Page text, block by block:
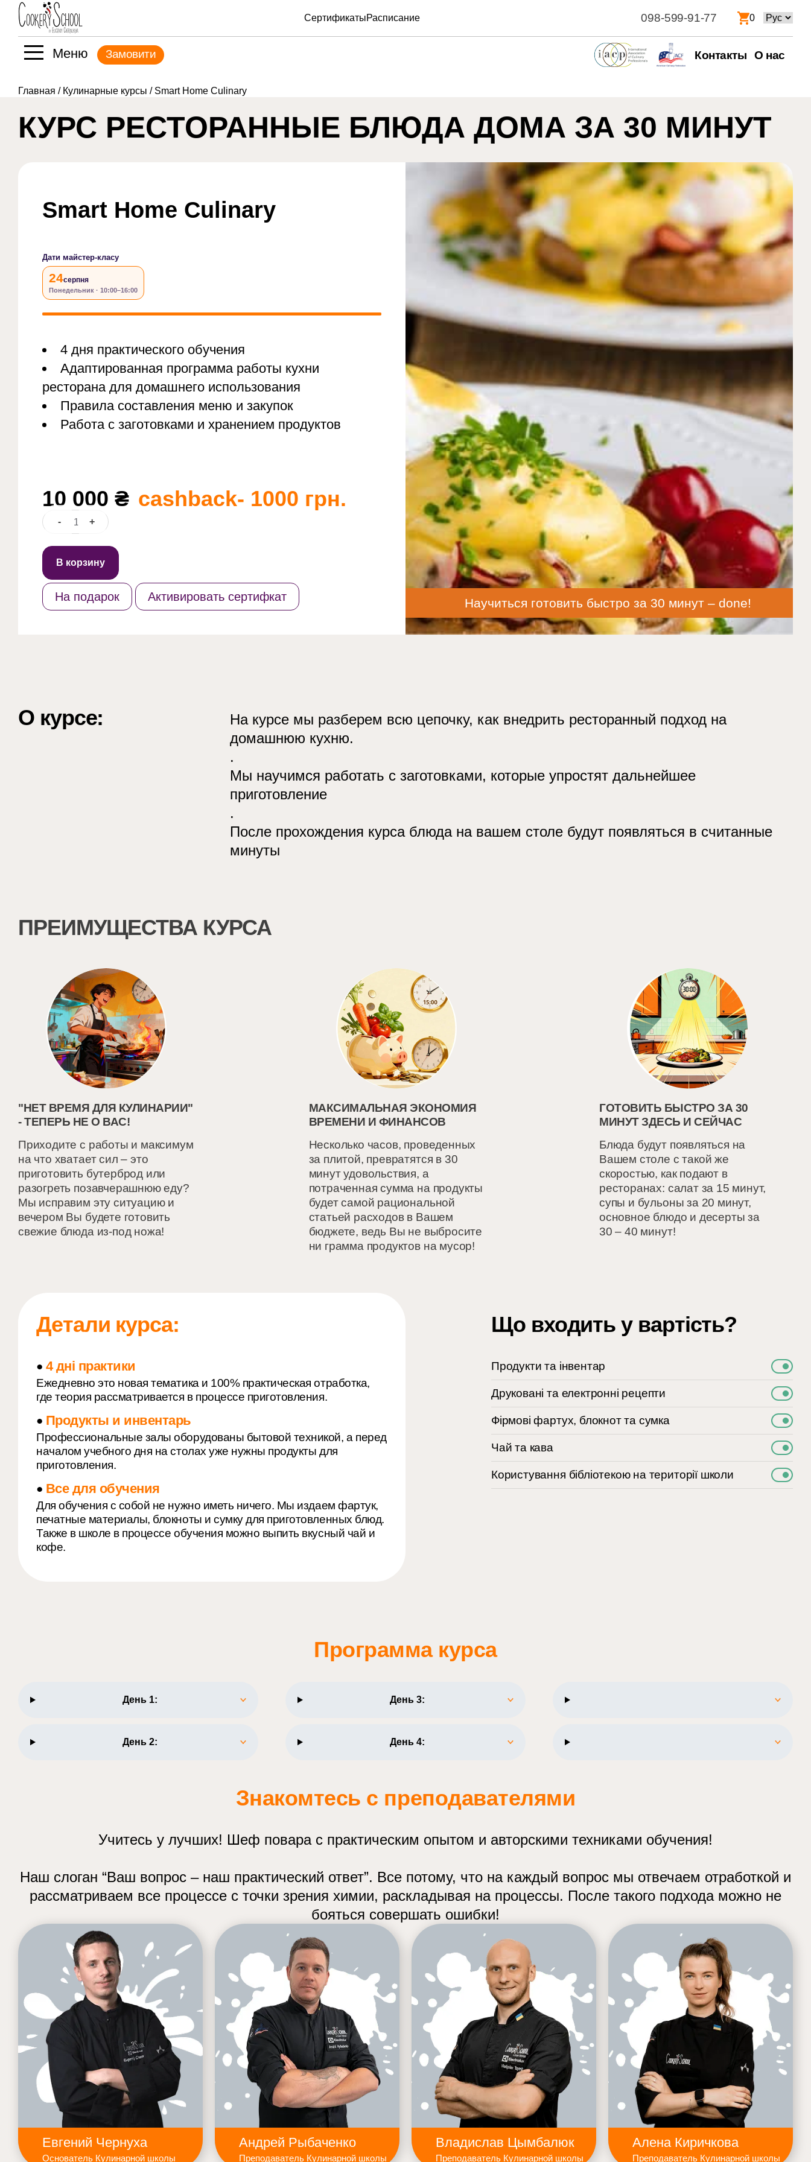
СертификатыРасписание 098-599-91-77 0
Выбрать
Меню Замовити Контакты О нас
Главная / Кулинарные курсы / Smart Home Culinary
КУРС РЕСТОРАННЫЕ БЛЮДА ДОМА ЗА 30 МИНУТ
Smart Home Culinary
Дати майстер-класу
24серпня
Понедельник · 10:00–16:00
4 дня практического обучения
Адаптированная программа работы кухни
ресторана для домашнего использования
Правила составления меню и закупок
Работа с заготовками и хранением продуктов
10 000 ₴ cashback- 1000 грн.
-
Количество
Smart
Home
Culinary
+
В корзину
На подарок Активировать сертифкат Научиться готовить быстро за 30 минут – done!
О курсе:
На курсе мы разберем всю цепочку, как внедрить ресторанный подход на
домашнюю кухню.
.
Мы научимся работать с заготовками, которые упростят дальнейшее
приготовление
.
После прохождения курса блюда на вашем столе будут появляться в считанные
минуты
ПРЕИМУЩЕСТВА КУРСА
"НЕТ ВРЕМЯ ДЛЯ КУЛИНАРИИ"
- ТЕПЕРЬ НЕ О ВАС!
Приходите с работы и максимум
на что хватает сил – это
приготовить бутерброд или
разогреть позавчерашнюю еду?
Мы исправим эту ситуацию и
вечером Вы будете готовить
свежие блюда из-под ножа!
МАКСИМАЛЬНАЯ ЭКОНОМИЯ
ВРЕМЕНИ И ФИНАНСОВ
Несколько часов, проведенных
за плитой, превратятся в 30
минут удовольствия, а
потраченная сумма на продукты
будет самой рациональной
статьей расходов в Вашем
бюджете, ведь Вы не выбросите
ни грамма продуктов на мусор!
ГОТОВИТЬ БЫСТРО ЗА 30
МИНУТ ЗДЕСЬ И СЕЙЧАС
Блюда будут появляться на
Вашем столе с такой же
скоростью, как подают в
ресторанах: салат за 15 минут,
супы и бульоны за 20 минут,
основное блюдо и десерты за
30 – 40 минут!
Детали курса:
● 4 дні практики
Ежедневно это новая тематика и 100% практическая отработка,
где теория рассматривается в процессе приготовления.
● Продукты и инвентарь
Профессиональные залы оборудованы бытовой техникой, а перед
началом учебного дня на столах уже нужны продукты для
приготовления.
● Все для обучения
Для обучения с собой не нужно иметь ничего. Мы издаем фартук,
печатные материалы, блокноты и сумку для приготовленных блюд.
Также в школе в процессе обучения можно выпить вкусный чай и
кофе.
Що входить у вартість?
Продукти та інвентар
Друковані та електронні рецепти
Фірмові фартух, блокнот та сумка
Чай та кава
Користування бібліотекою на території школи
Программа курса
День 1:
День 2:
День 3:
День 4:
Знакомтесь с преподавателями
Учитесь у лучших! Шеф повара с практическим опытом и авторскими техниками обучения!
Наш слоган “Ваш вопрос – наш практический ответ”. Все потому, что на каждый вопрос мы отвечаем отработкой и
рассматриваем все процессе с точки зрения химии, раскладывая на процессы. После такого подхода можно не
бояться совершать ошибки!
Евгений Чернуха
Основатель Кулинарной школы
Андрей Рыбаченко
Преподаватель Кулинарной школы
Владислав Цымбалюк
Преподаватель Кулинарной школы
Алена Киричкова
Преподаватель Кулинарной школы